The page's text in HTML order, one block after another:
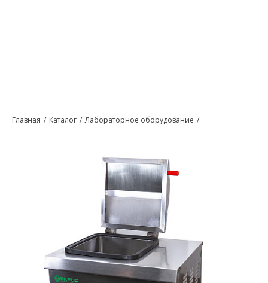
Главная Каталог Лабораторное оборудование